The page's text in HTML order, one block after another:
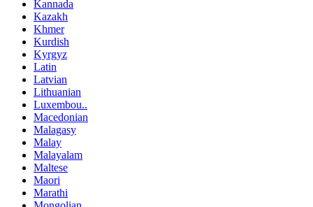
Kannada
Kazakh
Khmer
Kurdish
Kyrgyz
Latin
Latvian
Lithuanian
Luxembou..
Macedonian
Malagasy
Malay
Malayalam
Maltese
Maori
Marathi